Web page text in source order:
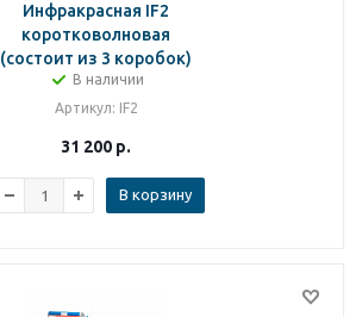
Инфракрасная IF2
коротковолновая
(состоит из 3 коробок)
В наличии
Артикул: IF2
31 200 р.
В корзину